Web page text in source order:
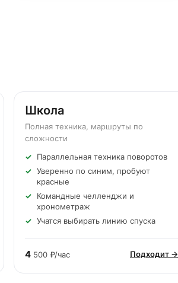
9-12 лет
Школа
Полная техника, маршруты по
сложности
Параллельная техника поворотов
Уверенно по синим, пробуют
красные
Командные челленджи и
хронометраж
Учатся выбирать линию спуска
4 500 ₽/час Подходит →